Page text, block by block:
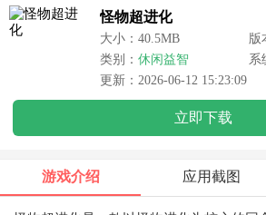
怪物超进化
大小：40.5MB
版
类别： 休闲益智
系
更新：2026-06-12 15:23:09
立即下载
游戏介绍 应用截图